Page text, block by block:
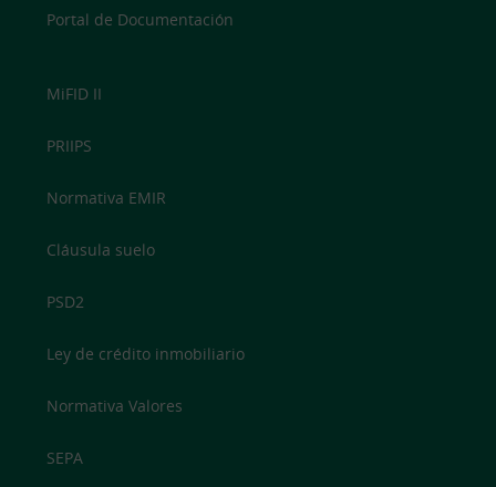
Portal de Documentación
MiFID II
PRIIPS
Normativa EMIR
Cláusula suelo
PSD2
Ley de crédito inmobiliario
Normativa Valores
SEPA